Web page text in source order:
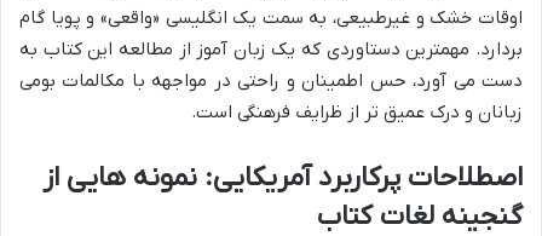
اوقات خشک و غیرطبیعی، به سمت یک انگلیسی «واقعی» و پویا گام
بردارد. مهمترین دستاوردی که یک زبان آموز از مطالعه این کتاب به
دست می آورد، حس اطمینان و راحتی در مواجهه با مکالمات بومی
زبانان و درک عمیق تر از ظرایف فرهنگی است.
اصطلاحات پرکاربرد آمریکایی: نمونه هایی از
گنجینه لغات کتاب